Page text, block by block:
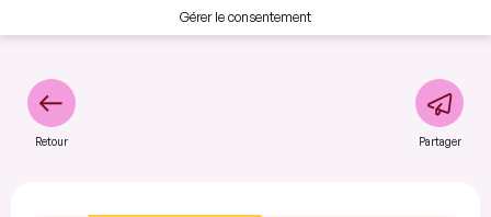
Gérer le consentement
Retour Partager